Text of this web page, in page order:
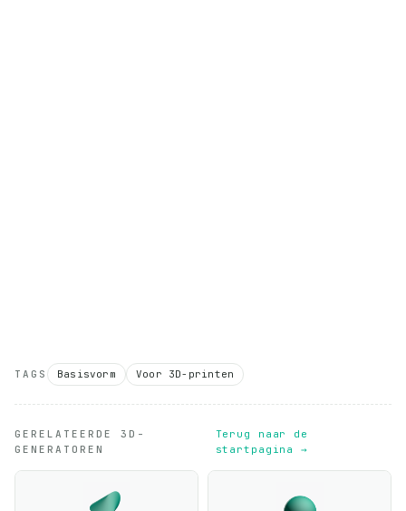
TAGS Basisvorm Voor 3D-printen
GERELATEERDE 3D-
GENERATOREN
Terug naar de
startpagina →